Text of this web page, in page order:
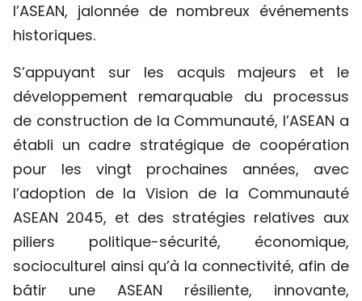
l’ASEAN, jalonnée de nombreux événements
historiques.
S’appuyant sur les acquis majeurs et le
développement remarquable du processus
de construction de la Communauté, l’ASEAN a
établi un cadre stratégique de coopération
pour les vingt prochaines années, avec
l’adoption de la Vision de la Communauté
ASEAN 2045, et des stratégies relatives aux
piliers politique-sécurité, économique,
socioculturel ainsi qu’à la connectivité, afin de
bâtir une ASEAN résiliente, innovante,